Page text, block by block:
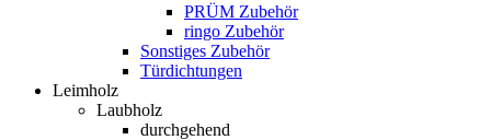
PRÜM Zubehör
ringo Zubehör
Sonstiges Zubehör
Türdichtungen
Leimholz
Laubholz
durchgehend